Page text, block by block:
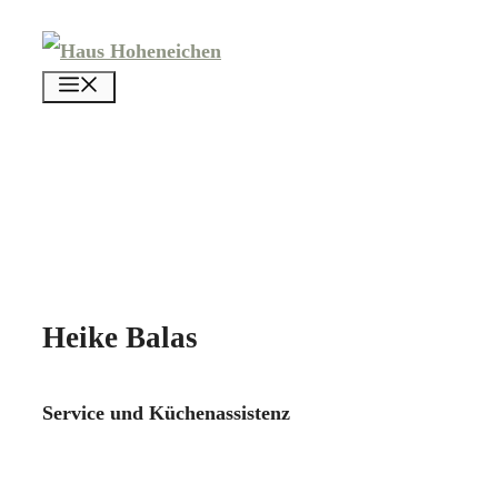
Zum
Inhalt
springen
Heike Balas
Service und Küchenassistenz